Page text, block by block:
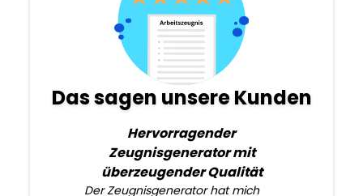
Das sagen unsere Kunden
Hervorragender
Zeugnisgenerator mit
überzeugender Qualität
Der Zeugnisgenerator hat mich